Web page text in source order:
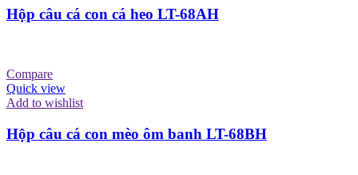
Hộp câu cá con cá heo LT-68AH
Compare
Quick view
Add to wishlist
Hộp câu cá con mèo ôm banh LT-68BH